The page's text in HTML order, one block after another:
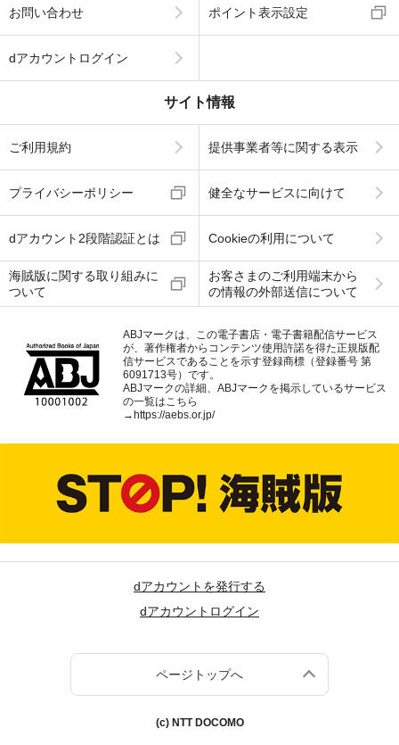
お問い合わせ ポイント表示設定
dアカウントログイン
サイト情報
ご利用規約 提供事業者等に関する表示
プライバシーポリシー 健全なサービスに向けて
dアカウント2段階認証とは Cookieの利用について
海賊版に関する取り組みに
ついて
お客さまのご利用端末から
の情報の外部送信について
ABJマークは、この電子書店・電子書籍配信サービス
が、著作権者からコンテンツ使用許諾を得た正規版配
信サービスであることを示す登録商標（登録番号 第
6091713号）です。
ABJマークの詳細、ABJマークを掲示しているサービス
の一覧はこちら
→https://aebs.or.jp/
dアカウントを発行する
dアカウントログイン
ページトップへ
(c) NTT DOCOMO